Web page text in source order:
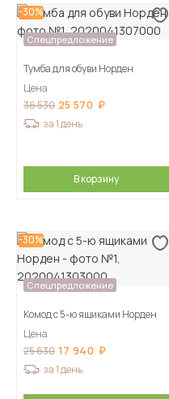
-30%
Спецпредложение
Тумба для обуви Норден
Цена
36 530 25 570
за 1 день
В корзину
-30%
Спецпредложение
Комод с 5-ю ящиками Норден
Цена
25 630 17 940
за 1 день